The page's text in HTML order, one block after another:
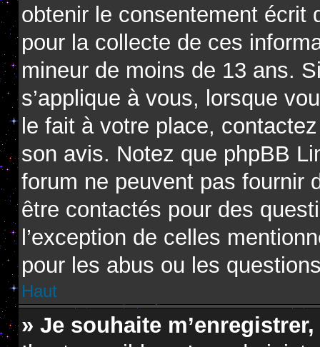
obtenir le consentement écrit
pour la collecte de ces
mineur de moins de 13 ans.
s’applique à vous, lorsque
le fait à votre place,
son avis. Notez que phpBB
forum ne peuvent pas fournir
être contactés pour des
l’exception de celles
pour les abus ou les
Haut
» Je souhaite